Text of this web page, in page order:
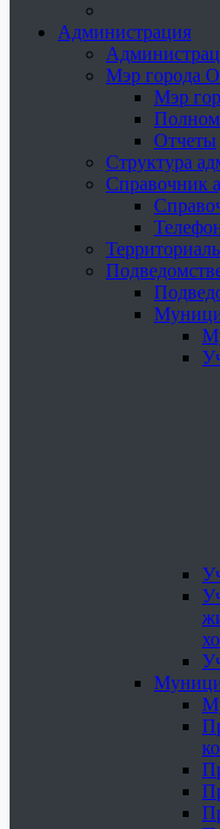
Администрация
Мэр города
Мэр
Отчеты
Структура
Справочник